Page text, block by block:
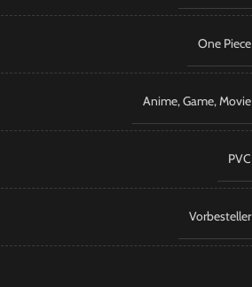
​One Piece
Anime,Game,Movie
PVC
Vorbesteller